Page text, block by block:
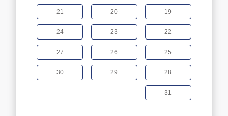
19
20
21
22
23
24
25
26
27
28
29
30
31